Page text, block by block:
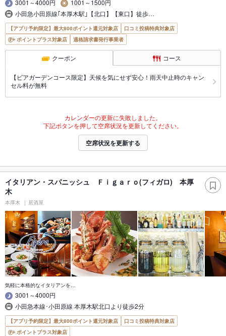
3001～4000円
1001～1500円
小田急小田原線｢本厚木駅｣【北口】【東口】徒歩…
【アプリ予約限定】最大800ポイント還元対象店
口コミ投稿特典対象店
ポイントプラス対象店
適格請求書発行事業者
クーポン コース
【ビアガーデンコース限定】天候を気にせず安心！雨天中止時のキャン
セル料が無料
カレンダーの更新に失敗しました。
下記ボタンを押して空席状況を更新してください。
空席状況を更新する
イタリアン・スパニッシュ Ｆｉｇａｒｏ(フィガロ) 本厚
木
本厚木 居酒屋
気軽に本格的なイタリアンを…
3001～4000円
小田急本線･小田原線 本厚木駅北口より徒歩2分
【アプリ予約限定】最大800ポイント還元対象店
口コミ投稿特典対象店
ポイントプラス対象店